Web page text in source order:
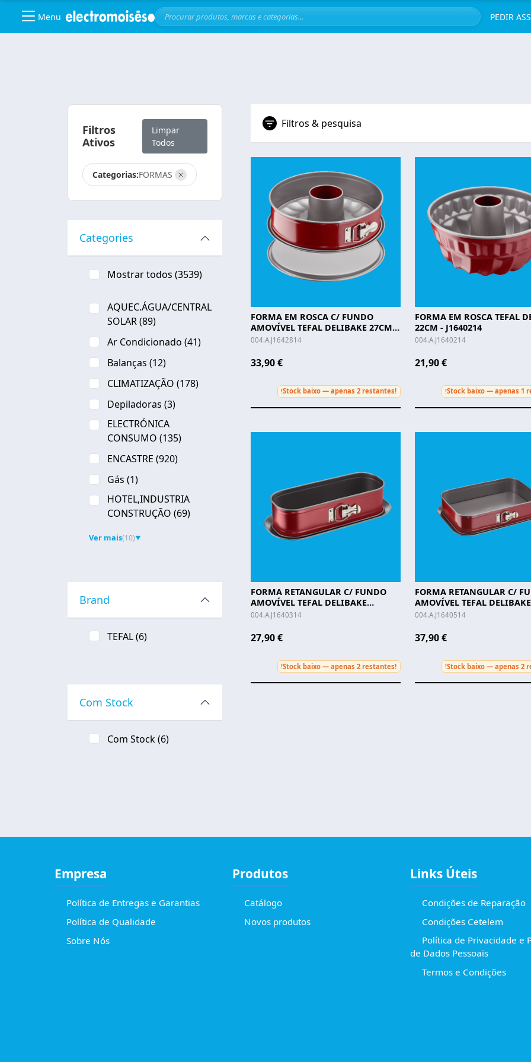
Menu PEDIR
Filtros & pesquisa
FORMA EM ROSCA C/ FUNDO
AMOVÍVEL TEFAL DELIBAKE 27CM -
J1642814
004.A.J1642814
33,90 €
!Stock baixo — apenas 2 restantes!
FORMA EM ROSCA TEFAL
22CM - J1640214
004.A.J1640214
21,90 €
!Stock baixo — apenas 1
FORMA RETANGULAR C/ FUNDO
AMOVÍVEL TEFAL DELIBAKE
30X11CM - J1640314
004.A.J1640314
27,90 €
!Stock baixo — apenas 2 restantes!
FORMA RETANGULAR C/
AMOVÍVEL TEFAL DELIBAKE
36X24CM - J1640514
004.A.J1640514
37,90 €
!Stock baixo — apenas 2
Filtros
Ativos
Limpar
Todos
Categorias:FORMAS
Categories
Mostrar todos (3539)
AQUEC.ÁGUA/CENTRAL
SOLAR(89)
Ar Condicionado (41)
Balanças (12)
CLIMATIZAÇÃO (178)
Depiladoras (3)
ELECTRÓNICA
CONSUMO (135)
ENCASTRE (920)
Gás (1)
HOTEL,INDUSTRIA
CONSTRUÇÃO (69)
Ver mais(10)▼
Brand
TEFAL(6)
Com Stock
Com Stock(6)
Empresa
Política de Entregas e Garantias
Política de Qualidade
Sobre Nós
Produtos
Catálogo
Novos produtos
Links Úteis
Condições de Reparação
Condições Cetelem
Política de Privacidade e
de Dados Pessoais
Termos e Condições